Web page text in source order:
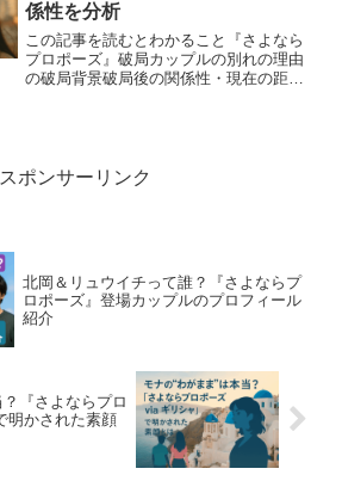
係性を分析
この記事を読むとわかること『さよなら
プロポーズ』破局カップルの別れの理由
の破局背景破局後の関係性・現在の距離
スポンサーリンク
北岡＆リュウイチって誰？『さよならプ
ロポーズ』登場カップルのプロフィール
紹介
？『さよならプロ
明かされた素顔